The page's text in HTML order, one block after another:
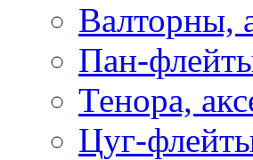
Валторны,
Пан-
Тенора,
Цуг-